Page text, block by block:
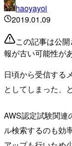
haoyayoi
2019.01.09
この記事は公
報が古い可能性が
日頃から受信する
としてしまった、
AWS認定試験関連
ル検索するのも効